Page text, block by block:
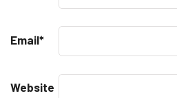
Email*
Website